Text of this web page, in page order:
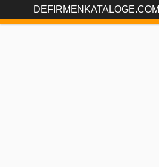
DEFIRMENKATALOGE.COM